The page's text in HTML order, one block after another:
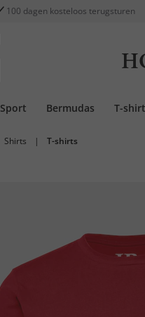
100 dagen kosteloos terugsturen
Sport Bermudas T-
Shirts | T-shirts